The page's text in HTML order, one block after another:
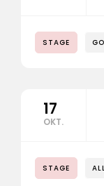
STAGE
17
OKT.
STAGE